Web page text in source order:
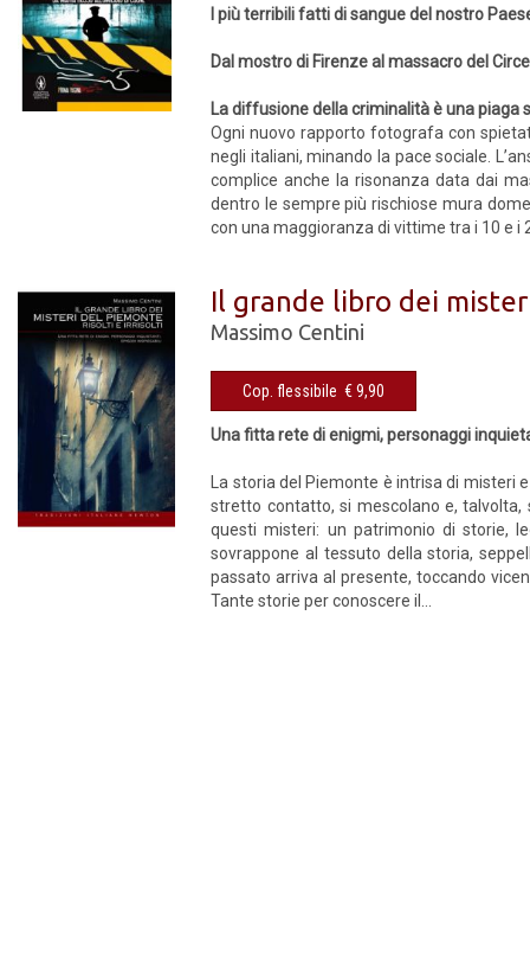
I più terribili fatti di sangue del nostro
Dal mostro di Firenze al massacro del
La diffusione della criminalità è una piaga
Ogni nuovo rapporto fotografa con
negli italiani, minando la pace sociale.
complice anche la risonanza data dai
dentro le sempre più rischiose mura
con una maggioranza di vittime tra i 10 e i
Il grande libro dei
Massimo Centini
Cop. flessibile € 9,90
Una fitta rete di enigmi, personaggi
La storia del Piemonte è intrisa di misteri
stretto contatto, si mescolano e,
questi misteri: un patrimonio di storie,
sovrappone al tessuto della storia,
passato arriva al presente, toccando
Tante storie per conoscere il...